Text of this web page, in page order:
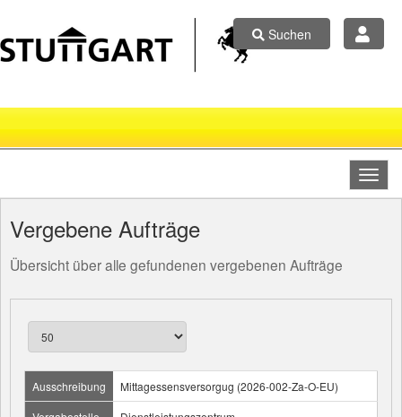
Suchen
Vergebene Aufträge
Übersicht über alle gefundenen vergebenen Aufträge
Ausschreibung
Mittagessensversorgug (2026-002-Za-O-EU)